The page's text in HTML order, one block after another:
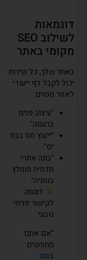
דוגמאות
לשילוב SEO
מקומי באתר
באתר שלך, כל שירות
יכול לקבל דף ייעודי
לאזור מסוים:
"עיצוב פנים
ברעננה"
"ייעוץ מס בבת
ים"
"בונה אתרי
תדמית מומלץ
בנתניה"
דוגמה
לקישור פנימי
טבעי:
"אם אתם
מחפשים
בונה